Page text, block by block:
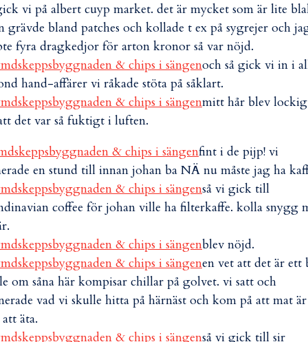
vi på albert cuyp market. det är mycket som är lite
grävde bland patches och kollade t ex på sygrejer och
fyra dragkedjor för arton kronor så var nöjd.
och så gick vi in i
hand-affärer vi råkade stöta på såklart.
mitt hår blev
det var så fuktigt i luften.
fint i de pijp! vi
en stund till innan johan ba NÄ nu måste jag ha
så vi gick till
coffee för johan ville ha filterkaffe. kolla snygg
blev nöjd.
en vet att det är ett
om såna här kompisar chillar på golvet. vi satt och
vad vi skulle hitta på härnäst och kom på att mat
äta.
så vi gick till sir